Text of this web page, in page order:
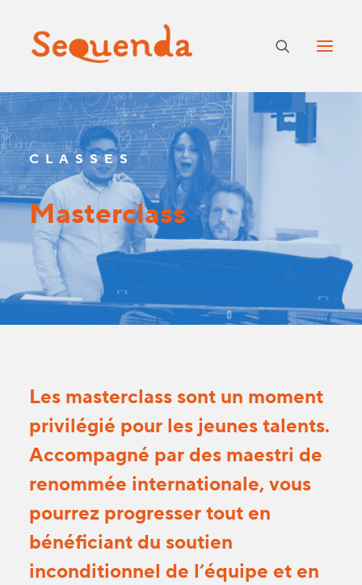
CLASSES
Masterclass
Les masterclass sont un moment
privilégié pour les jeunes talents.
Accompagné par des maestri de
renommée internationale, vous
pourrez progresser tout en
bénéficiant du soutien
inconditionnel de l’équipe et en